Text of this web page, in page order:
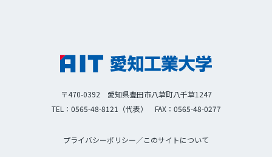
〒470-0392 愛知県豊田市八草町八千草1247
TEL：0565-48-8121（代表）
FAX：0565-48-0277
プライバシーポリシー／このサイトについて